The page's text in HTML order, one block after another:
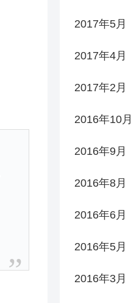
2017年5月
2017年4月
2017年2月
2016年10月
2016年9月
2016年8月
2016年6月
2016年5月
2016年3月